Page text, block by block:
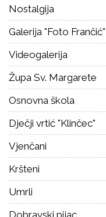
Nostalgija
Galerija "Foto Frančić"
Videogalerija
Župa Sv. Margarete
Osnovna škola
Dječji vrtić "Klinčec"
Vjenčani
Kršteni
Umrli
Dobravski pijac